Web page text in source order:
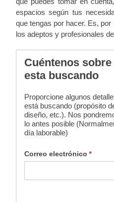
espacios según tus
que tengas por hacer. Es,
los adeptos y profesionales
Cuéntenos
esta buscando
Proporcione algunos
está buscando (propósito
diseño, etc.). Nos
lo antes posible
día laborable)
Correo electrónico *